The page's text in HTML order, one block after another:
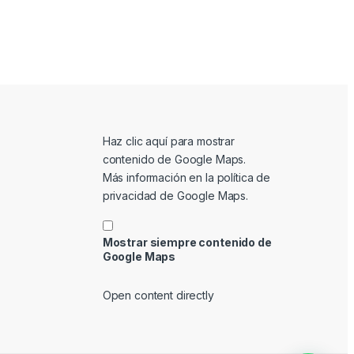
Mostrar contenido de Google Maps
Haz clic aquí para mostrar
contenido de Google Maps.
Más información en la política de
privacidad de Google Maps.
Mostrar siempre contenido de
Google Maps
Open content directly